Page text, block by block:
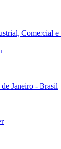
Comercial e
Janeiro - Brasil